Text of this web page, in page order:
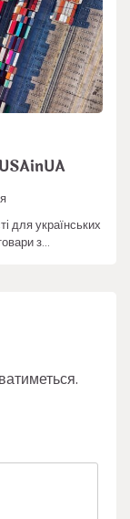
USAinUA
для українських
з…